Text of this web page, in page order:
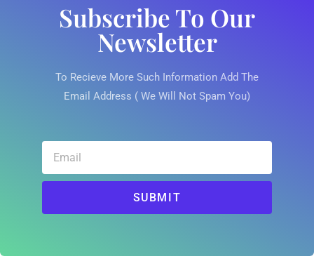
Subscribe To Our
Newsletter
To Recieve More Such Information Add The
Email Address ( We Will Not Spam You)
SUBMIT